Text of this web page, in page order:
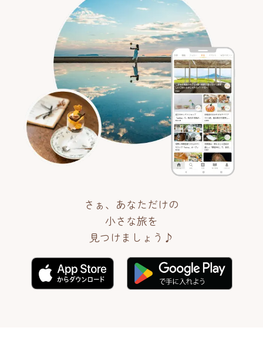
さぁ、あなただけの
小さな旅を
見つけましょう♪